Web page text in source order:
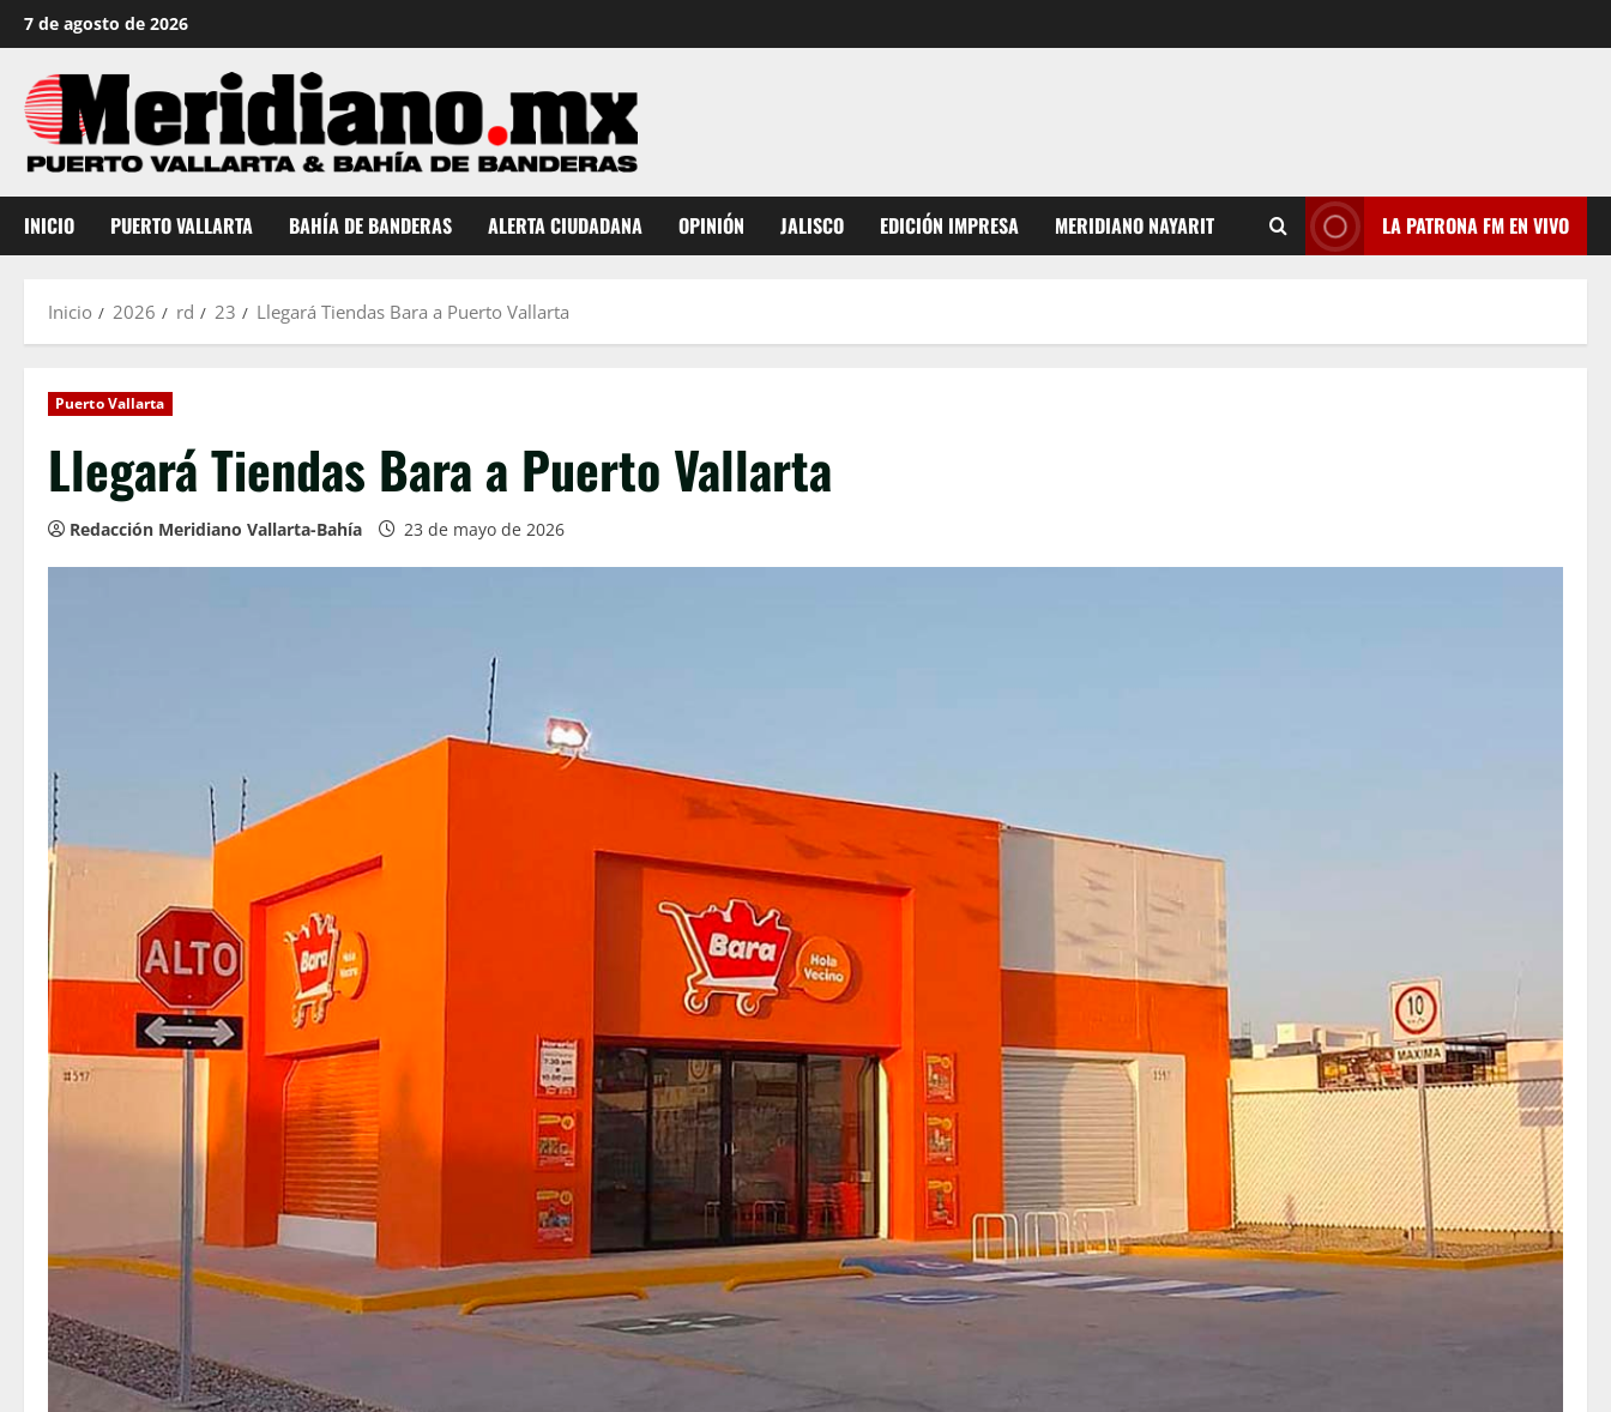
Saltar
al
contenido
7 de agosto de 2026
INICIO PUERTO VALLARTA BAHÍA DE BANDERAS ALERTA CIUDADANA OPINIÓN JALISCO EDICIÓN IMPRESA MERIDIANO NAYARIT LA PATRONA FM EN VIVO
Inicio 2026 rd 23 Llegará Tiendas Bara a Puerto Vallarta
Puerto Vallarta
Llegará Tiendas Bara a Puerto Vallarta
Redacción Meridiano Vallarta-Bahía 23 de mayo de 2026